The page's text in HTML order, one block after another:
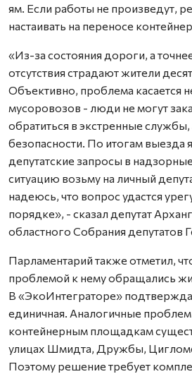
ям. Если работы не произведут,
настаивать на переносе
«Из-за состояния дороги, а
отсутствия страдают жители
Объективно, проблема касается
мусоровозов - люди не могут
обратиться в экстренные
безопасности. По итогам выезда
депутатские запросы в
ситуацию возьму на личный
надеюсь, что вопрос удастся
порядке», - сказал депутат
областного Собрания депутатов
Парламентарий также отметил,
проблемой к нему обращались
В «ЭкоИнтеграторе»
единичная. Аналогичные
контейнерным площадкам
улицах Шмидта, Дружбы,
Поэтому решение требует